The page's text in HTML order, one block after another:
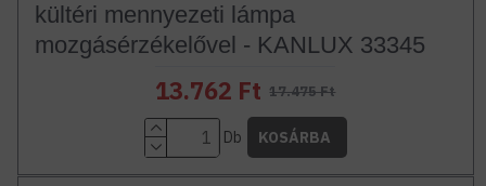
kültéri mennyezeti lámpa
mozgásérzékelővel - KANLUX 33345
13.762 Ft 17.475 Ft
Db KOSÁRBA